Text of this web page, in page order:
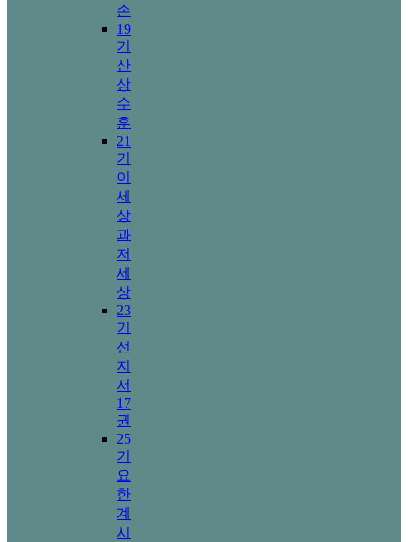
손
19
기
산
상
수
훈
21
기
이
세
상
과
저
세
상
23
기
선
지
서
17
권
25
기
요
한
계
시